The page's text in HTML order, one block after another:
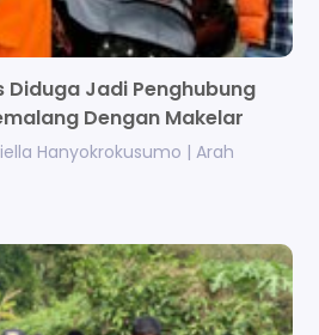
Diduga Jadi Penghubung
Dengan Makelar
Hanyokrokusumo | Arah